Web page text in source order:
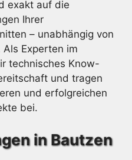
exakt auf die
Ihrer
– unabhängig von
Experten im
technisches Know-
und tragen
und erfolgreichen
bei.
in Bautzen